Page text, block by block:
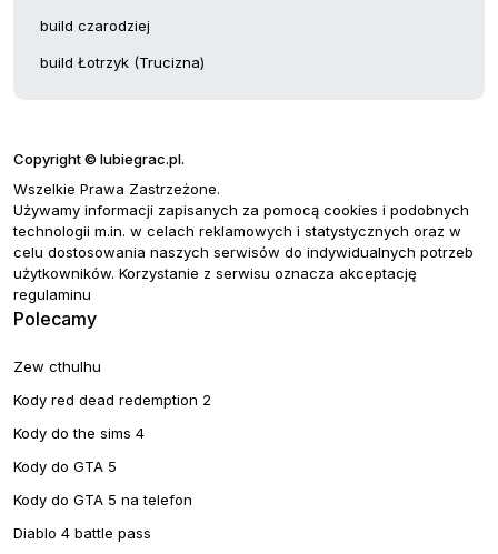
build czarodziej
build Łotrzyk (Trucizna)
Copyright © lubiegrac.pl.
Wszelkie Prawa Zastrzeżone.
Używamy informacji zapisanych za pomocą cookies i podobnych
technologii m.in. w celach reklamowych i statystycznych oraz w
celu dostosowania naszych serwisów do indywidualnych potrzeb
użytkowników. Korzystanie z serwisu oznacza akceptację
regulaminu
Polecamy
Zew cthulhu
Kody red dead redemption 2
Kody do the sims 4
Kody do GTA 5
Kody do GTA 5 na telefon
Diablo 4 battle pass